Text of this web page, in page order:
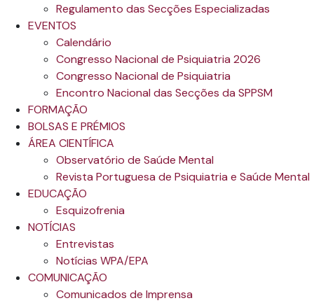
Regulamento das Secções Especializadas
EVENTOS
Calendário
Congresso Nacional de Psiquiatria 2026
Congresso Nacional de Psiquiatria
Encontro Nacional das Secções da SPPSM
FORMAÇÃO
BOLSAS E PRÉMIOS
ÁREA CIENTÍFICA
Observatório de Saúde Mental
Revista Portuguesa de Psiquiatria e Saúde Mental
EDUCAÇÃO
Esquizofrenia
NOTÍCIAS
Entrevistas
Notícias WPA/EPA
COMUNICAÇÃO
Comunicados de Imprensa